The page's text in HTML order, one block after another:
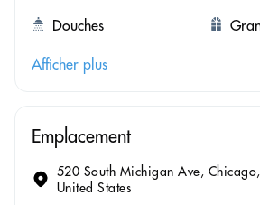
Douches
Afficher plus
Emplacement
520 South Michigan Ave,
United States